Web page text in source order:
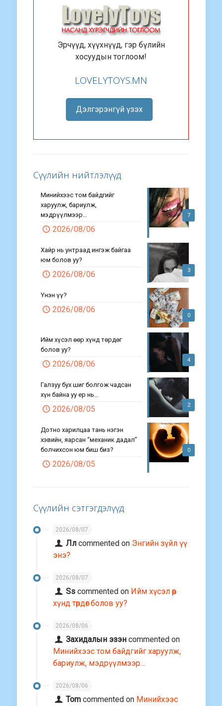
Эрчүүд, хүүхнүүд, гэр бүлийн
хосуудын тоглоом!
LOVELYTOYS.MN
Дэлгэрэнгүй үзэх
Сүүлийн нийтлэлүүд
7
Минийхээс том байдгийг
харуулж, бариулж,
мэдрүүлмээр…
2026/08/06
3
Хайр нь унтраад ингэж байгаа
юм болов уу?
2026/08/06
0
Үнэн үү?
2026/08/06
4
Ийм хүсэл өөр хүнд төрдөг
болов уу?
2026/08/06
2
Галзуу бух шиг болгож чадсан
хүн байна уу ер нь…
2026/08/05
0
Дотно харилцаа тань нэгэн
хэвийн, яарсан “механик дадал”
болчихсон юм биш биз?
2026/08/05
Сүүлийн сэтгэгдэлүүд
2026/08/07
Лл commented on Энгийн зүйл үү
энэ?
2026/08/07
Ss commented on Ийм хүсэл өөр
хүнд төрдөг болов уу?
2026/08/06
Захидалын эзэн commented on
Минийхээс том байдгийг харуулж,
бариулж, мэдрүүлмээр…
2026/08/06
Tom commented on Минийхээс